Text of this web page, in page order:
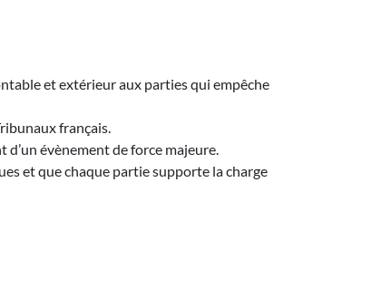
et extérieur aux parties qui empêche
français.
d’un évènement de force majeure.
et que chaque partie supporte la charge